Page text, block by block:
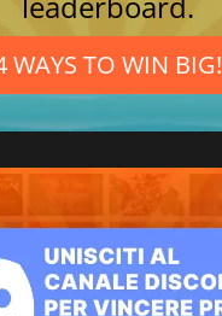
WAYS TO WIN BIG!